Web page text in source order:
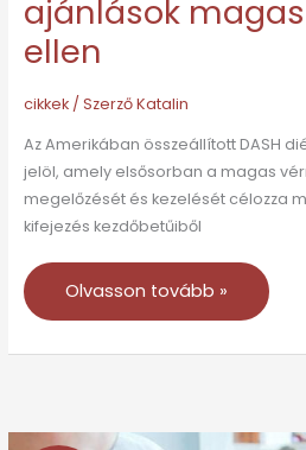
ajánlások
ellen
cikkek/ SzerzőKatalin
Az Amerikában összeállított DASH
jelöl, amely elsősorban a magas
megelőzését és kezelését célozza
kifejezés kezdőbetűiből
Olvasson tovább »